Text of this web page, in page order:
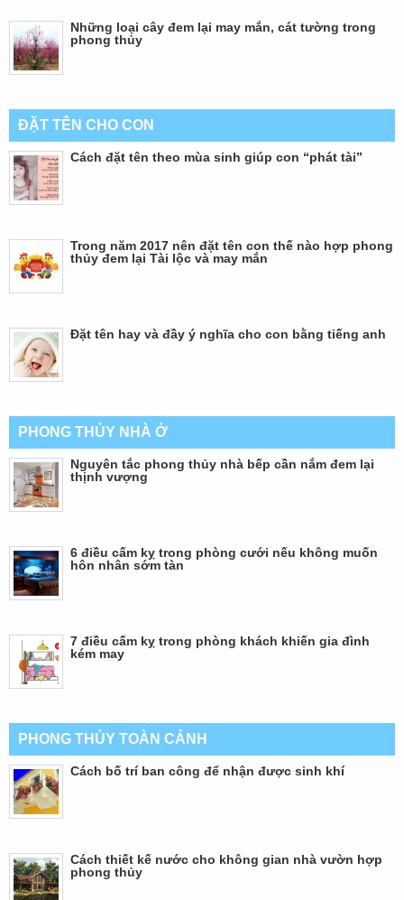
Những loại cây đem lại may mắn, cát tường trong
phong thủy
ĐẶT TÊN CHO CON
Cách đặt tên theo mùa sinh giúp con “phát tài”
Trong năm 2017 nên đặt tên con thế nào hợp phong
thủy đem lại Tài lộc và may mắn
Đặt tên hay và đầy ý nghĩa cho con bằng tiếng anh
PHONG THỦY NHÀ Ở
Nguyên tắc phong thủy nhà bếp cần nắm đem lại
thịnh vượng
6 điều cấm kỵ trong phòng cưới nếu không muốn
hôn nhân sớm tàn
7 điều cấm kỵ trong phòng khách khiến gia đình
kém may
PHONG THỦY TOÀN CẢNH
Cách bố trí ban công để nhận được sinh khí
Cách thiết kế nước cho không gian nhà vườn hợp
phong thủy